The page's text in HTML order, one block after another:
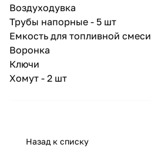
Воздуходувка
Трубы напорные - 5 шт
Емкость для топливной смеси
Воронка
Ключи
Хомут - 2 шт
Назад к списку